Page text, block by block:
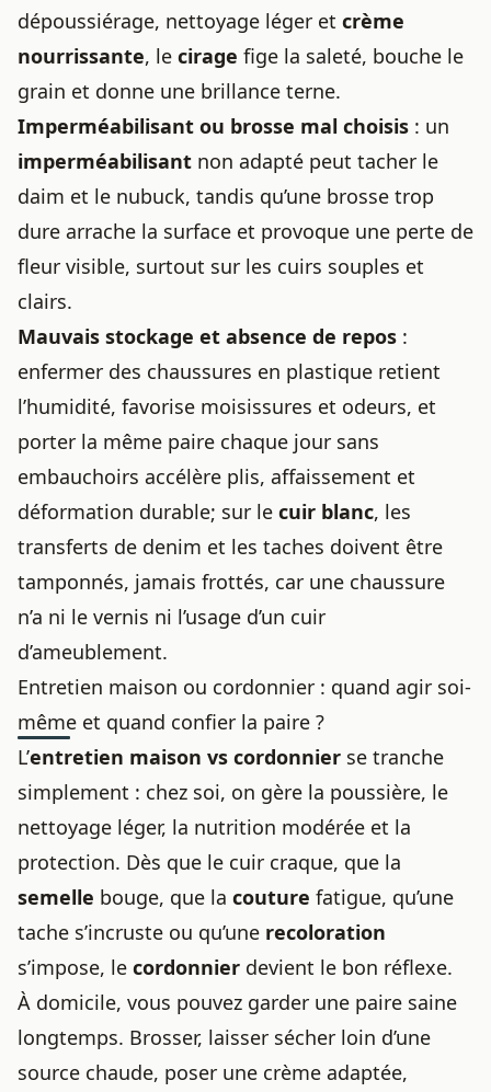
dépoussiérage, nettoyage léger et crème
nourrissante, le cirage fige la saleté, bouche le
grain et donne une brillance terne.
Imperméabilisant ou brosse mal choisis : un
imperméabilisant non adapté peut tacher le
daim et le nubuck, tandis qu’une brosse trop
dure arrache la surface et provoque une perte de
fleur visible, surtout sur les cuirs souples et
clairs.
Mauvais stockage et absence de repos :
enfermer des chaussures en plastique retient
l’humidité, favorise moisissures et odeurs, et
porter la même paire chaque jour sans
embauchoirs accélère plis, affaissement et
déformation durable; sur le cuir blanc, les
transferts de denim et les taches doivent être
tamponnés, jamais frottés, car une chaussure
n’a ni le vernis ni l’usage d’un cuir
d’ameublement.
Entretien maison ou cordonnier : quand agir soi-
même et quand confier la paire ?
L’entretien maison vs cordonnier se tranche
simplement : chez soi, on gère la poussière, le
nettoyage léger, la nutrition modérée et la
protection. Dès que le cuir craque, que la
semelle bouge, que la couture fatigue, qu’une
tache s’incruste ou qu’une recoloration
s’impose, le cordonnier devient le bon réflexe.
À domicile, vous pouvez garder une paire saine
longtemps. Brosser, laisser sécher loin d’une
source chaude, poser une crème adaptée,